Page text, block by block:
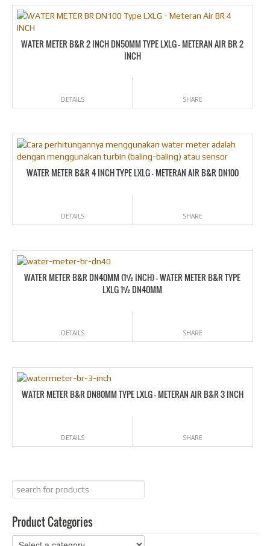
WATER METER B&R 2 INCH DN50MM TYPE LXLG – METERAN AIR BR 2
INCH
DETAILS SHARE
WATER METER B&R 4 INCH TYPE LXLG – METERAN AIR B&R DN100
DETAILS SHARE
WATER METER B&R DN40MM (1½ INCH) – WATER METER B&R TYPE
LXLG 1½ DN40MM
DETAILS SHARE
WATER METER B&R DN80MM TYPE LXLG – METERAN AIR B&R 3 INCH
DETAILS SHARE
Product Categories